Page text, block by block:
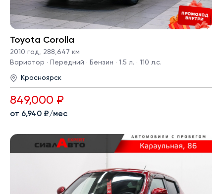
Toyota Corolla
2010 год, 288,647 км
Вариатор · Передний · Бензин · 1.5 л. · 110 л.с.
Красноярск
849,000 ₽
от 6,940 ₽/мес